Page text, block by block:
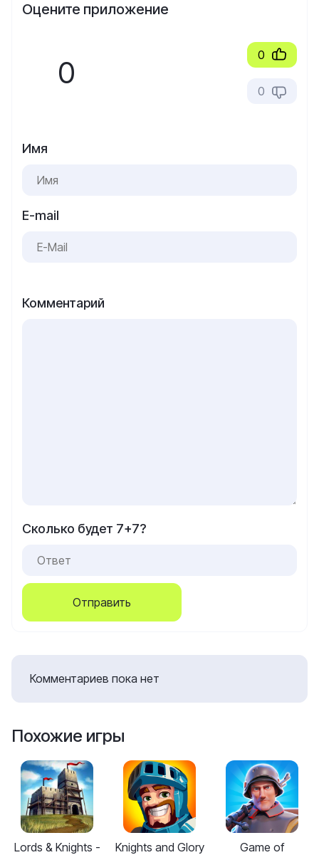
Оцените приложение
0 0
0
Имя
E-mail
Комментарий
Сколько будет 7+7?
Отправить
Комментариев пока нет
Похожие игры
Lords & Knights -
Knights and Glory
Game of